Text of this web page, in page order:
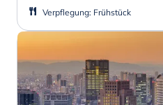
Verpflegung: Frühstück